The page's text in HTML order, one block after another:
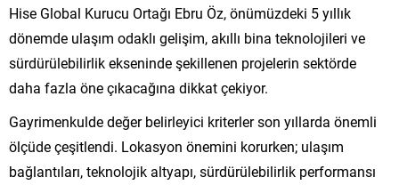
Hise Global Kurucu Ortağı Ebru Öz, önümüzdeki 5 yıllık
dönemde ulaşım odaklı gelişim, akıllı bina teknolojileri ve
sürdürülebilirlik ekseninde şekillenen projelerin sektörde
daha fazla öne çıkacağına dikkat çekiyor.
Gayrimenkulde değer belirleyici kriterler son yıllarda önemli
ölçüde çeşitlendi. Lokasyon önemini korurken; ulaşım
bağlantıları, teknolojik altyapı, sürdürülebilirlik performansı